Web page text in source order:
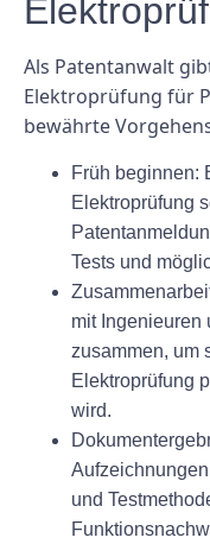
Als Patentanwalt
Elektroprüfung für
bewährte
Früh beginnen:
Elektroprüfung
Tests und
mit Ingenieuren
zusammen, um
Elektroprüfung
wird.
und